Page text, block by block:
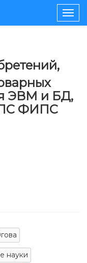
ЭВМ и БД,
ФИПС
науки